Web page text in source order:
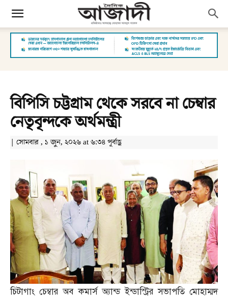
বিপিসি চট্টগ্রাম থেকে সরবে না চেম্বার
নেতৃবৃন্দকে অর্থমন্ত্রী
| সোমবার , ১ জুন, ২০২৬ at ৬:৩৪ পূর্বাহ্ণ
চিটাগাং চেম্বার অব কমার্স অ্যান্ড ইন্ডাস্ট্রির সভাপতি মোহাম্মদ